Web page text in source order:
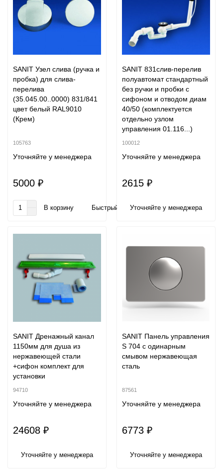
SANIT Узел слива (ручка и
пробка) для слива-
перелива
(35.045.00..0000) 831/841
цвет белый RAL9010
(Крем)
105763
Уточняйте у менеджера
5000 ₽
В корзину Быстрый заказ
SANIT 831слив-перелив
полуавтомат стандартный
без ручки и пробки с
сифоном и отводом диам
40/50 (комплектуется
отдельно узлом
управления 01.116...)
100012
Уточняйте у менеджера
2615 ₽
Уточняйте у менеджера
SANIT Дренажный канал
1150мм для душа из
нержавеющей стали
+сифон комплект для
установки
94710
Уточняйте у менеджера
24608 ₽
Уточняйте у менеджера
SANIT Панель управления
S 704 с одинарным
смывом нержавеющая
сталь
87561
Уточняйте у менеджера
6773 ₽
Уточняйте у менеджера